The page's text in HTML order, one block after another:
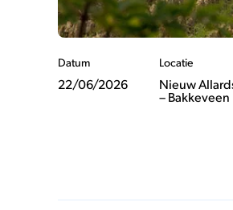
Datum
22/06/2026
Locatie
Nieuw
– Bakkeveen